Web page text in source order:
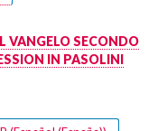
VANGELO SECONDO
IN PASOLINI